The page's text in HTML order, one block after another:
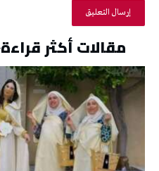
مقالات أكثر قراءة